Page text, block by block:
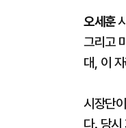
오세훈
그리고
대, 이
시장단
다. 당